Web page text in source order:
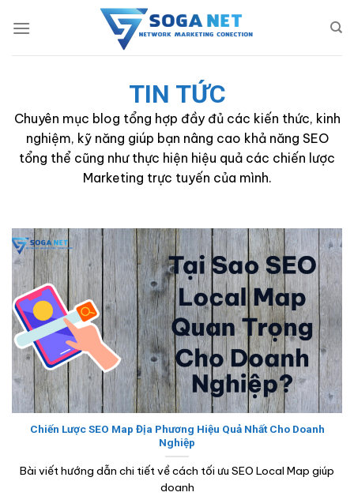
TIN TỨC
Chuyên mục blog tổng hợp đầy đủ các kiến thức, kinh
nghiệm, kỹ năng giúp bạn nâng cao khả năng SEO
tổng thể cũng như thực hiện hiệu quả các chiến lược
Marketing trực tuyến của mình.
Chiến Lược SEO Map Địa Phương Hiệu Quả Nhất Cho Doanh
Nghiệp
Bài viết hướng dẫn chi tiết về cách tối ưu SEO Local Map giúp
doanh